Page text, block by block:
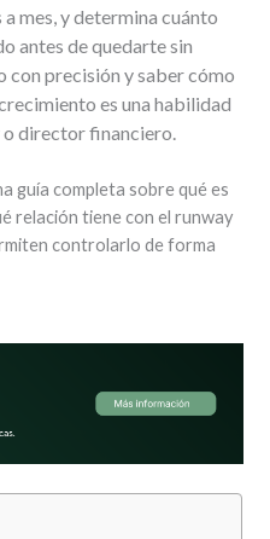
mes, y determina cuánto
antes de quedarte sin
con precisión y saber cómo
es una habilidad
director financiero.
guía completa sobre qué es
relación tiene con el runway
controlarlo de forma